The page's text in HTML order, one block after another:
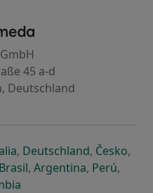
- Startseite
45 a-d
Deutschland
Registerkarte
neuen Registerkarte
in einer neuen
öffnet in einer neuen
, Deutschlandöffnet in
, Česko,
Registerkarte
einer neuen Registerkarte
in einer neuen
Brasilöffnet in einer neuen
, Argentinaöffnet in
, Perúöffnet
,